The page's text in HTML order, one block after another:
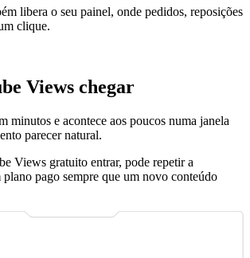
libera o seu painel, onde pedidos, reposições
clique.
Views chegar
minutos e acontece aos poucos numa janela
parecer natural.
Views gratuito entrar, pode repetir a
pago sempre que um novo conteúdo